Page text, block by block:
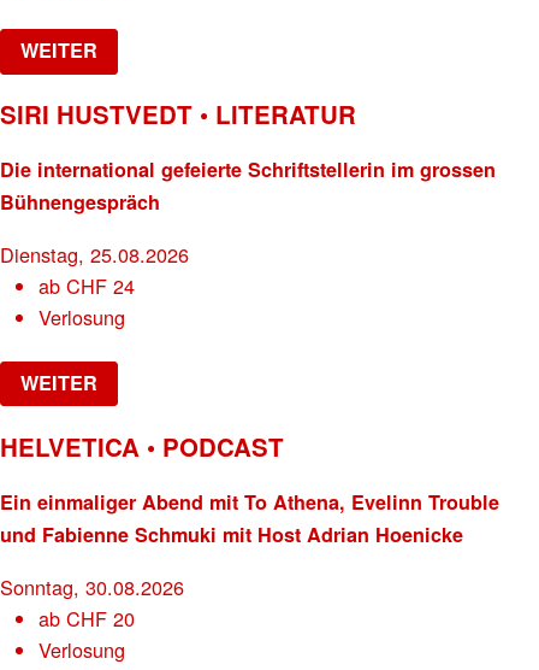
WEITER
SIRI HUSTVEDT • LITERATUR
Die international gefeierte Schriftstellerin im grossen
Bühnengespräch
Dienstag, 25.08.2026
abCHF 24
Verlosung
WEITER
HELVETICA • PODCAST
Ein einmaliger Abend mit To Athena, Evelinn Trouble
und Fabienne Schmuki mit Host Adrian Hoenicke
Sonntag, 30.08.2026
abCHF 20
Verlosung